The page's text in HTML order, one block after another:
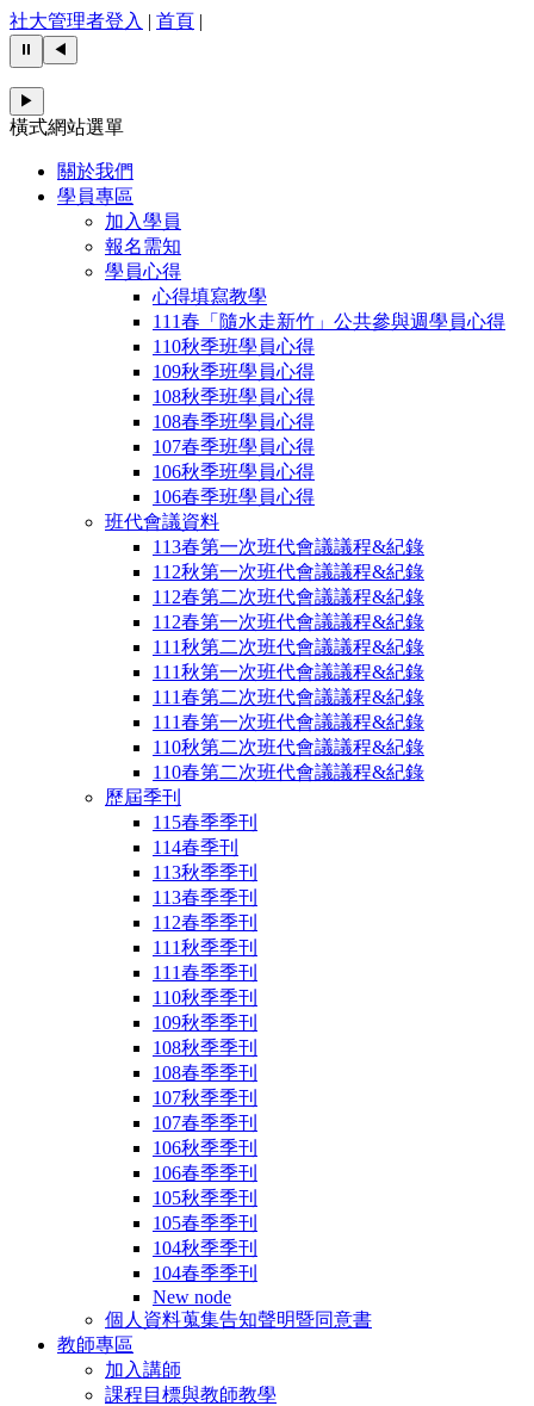
社大管理者登入 | 首頁 |
⏸ ◀
▶
橫式網站選單
關於我們
學員專區
加入學員
報名需知
學員心得
心得填寫教學
111春「隨水走新竹」公共參與週學員心得
110秋季班學員心得
109秋季班學員心得
108秋季班學員心得
108春季班學員心得
107春季班學員心得
106秋季班學員心得
106春季班學員心得
班代會議資料
113春第一次班代會議議程&紀錄
112秋第一次班代會議議程&紀錄
112春第二次班代會議議程&紀錄
112春第一次班代會議議程&紀錄
111秋第二次班代會議議程&紀錄
111秋第一次班代會議議程&紀錄
111春第二次班代會議議程&紀錄
111春第一次班代會議議程&紀錄
110秋第二次班代會議議程&紀錄
110春第二次班代會議議程&紀錄
歷屆季刊
115春季季刊
114春季刊
113秋季季刊
113春季季刊
112春季季刊
111秋季季刊
111春季季刊
110秋季季刊
109秋季季刊
108秋季季刊
108春季季刊
107秋季季刊
107春季季刊
106秋季季刊
106春季季刊
105秋季季刊
105春季季刊
104秋季季刊
104春季季刊
New node
個人資料蒐集告知聲明暨同意書
教師專區
加入講師
課程目標與教師教學